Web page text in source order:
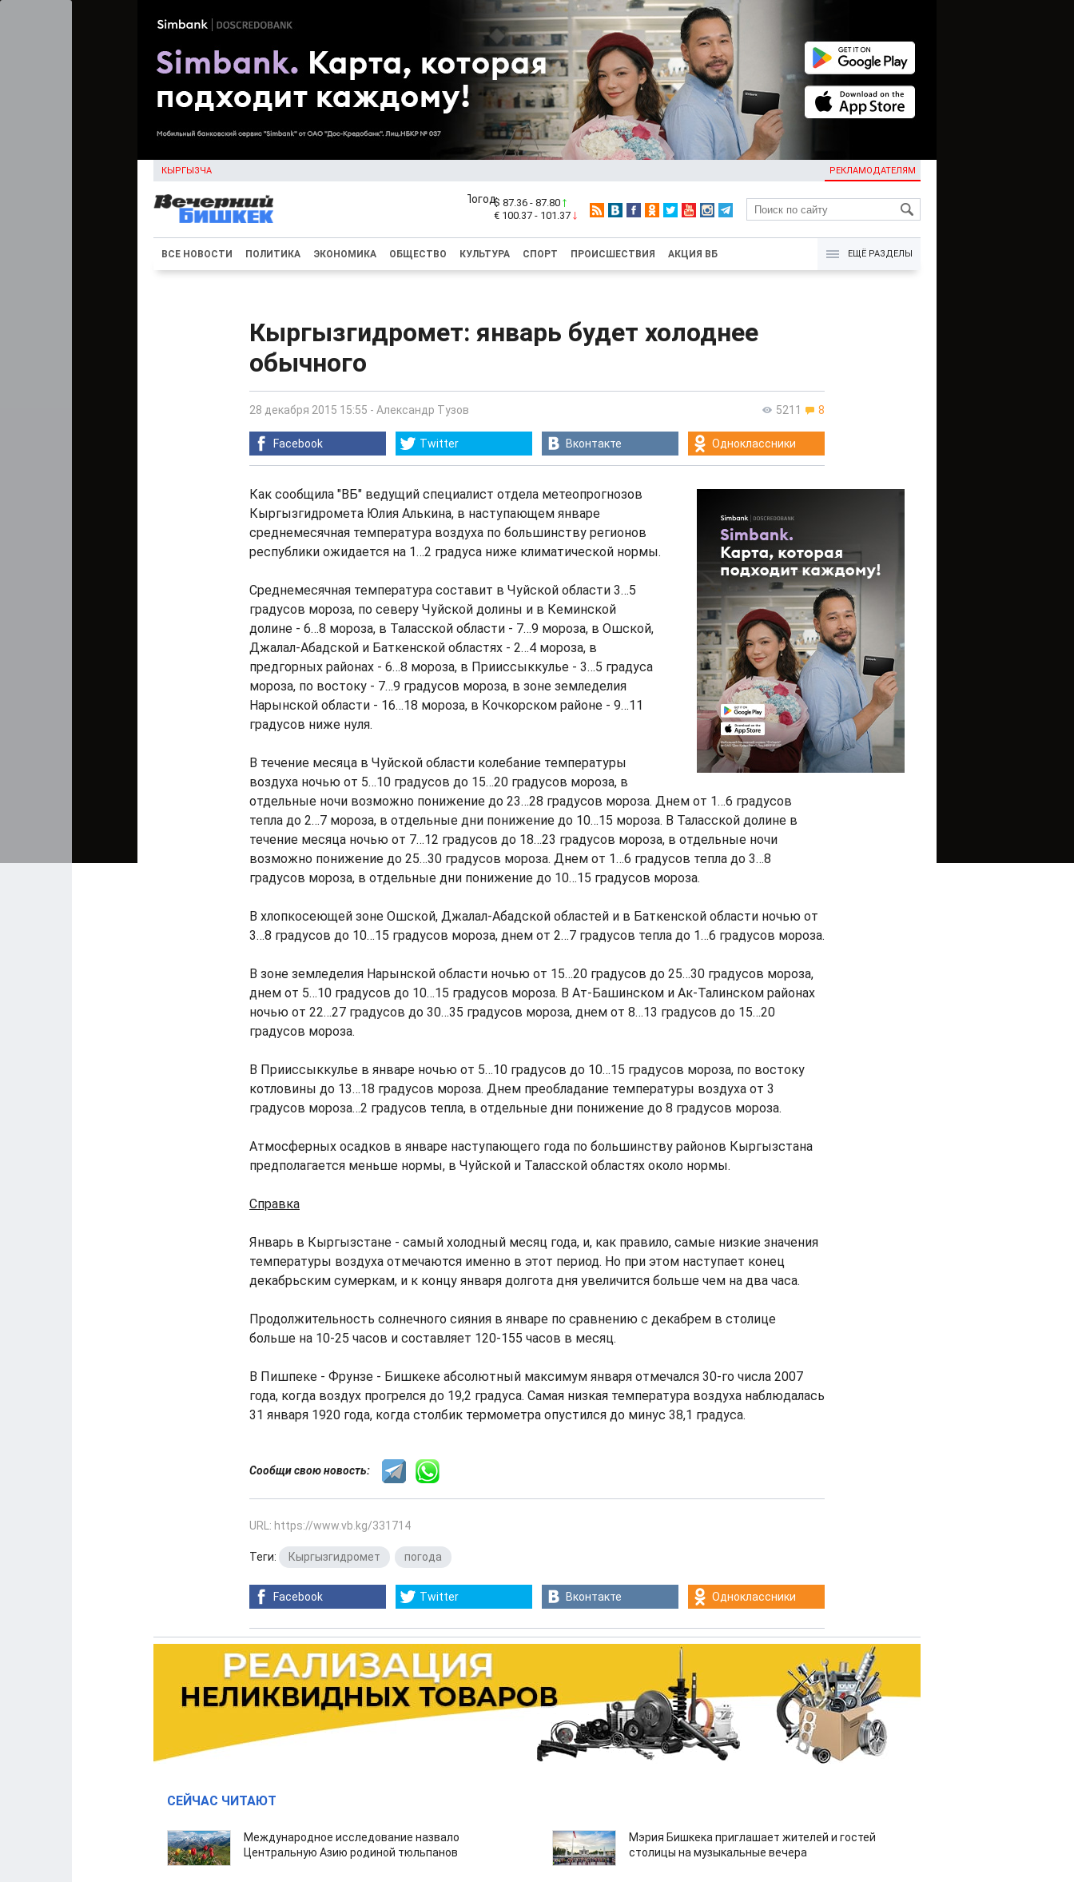
КЫРГЫЗЧА РЕКЛАМОДАТЕЛЯМ
KG
$ 87.36 - 87.80
€ 100.37 - 101.37
ВСЕ НОВОСТИ ПОЛИТИКА ЭКОНОМИКА ОБЩЕСТВО КУЛЬТУРА СПОРТ ПРОИСШЕСТВИЯ АКЦИЯ ВБ ЕЩЁ РАЗДЕЛЫ
Кыргызгидромет: январь будет холоднее
обычного
5211 8
28 декабря 2015 15:55 - Александр Тузов
Facebook Twitter Вконтакте Одноклассники
Как сообщила "ВБ" ведущий специалист отдела метеопрогнозов
Кыргызгидромета Юлия Алькина, в наступающем январе
среднемесячная температура воздуха по большинству регионов
республики ожидается на 1…2 градуса ниже климатической нормы.
Среднемесячная температура составит в Чуйской области 3…5
градусов мороза, по северу Чуйской долины и в Кеминской
долине - 6…8 мороза, в Таласской области - 7…9 мороза, в Ошской,
Джалал-Абадской и Баткенской областях - 2…4 мороза, в
предгорных районах - 6…8 мороза, в Прииссыккулье - 3…5 градуса
мороза, по востоку - 7…9 градусов мороза, в зоне земледелия
Нарынской области - 16…18 мороза, в Кочкорском районе - 9…11
градусов ниже нуля.
В течение месяца в Чуйской области колебание температуры
воздуха ночью от 5…10 градусов до 15…20 градусов мороза, в
отдельные ночи возможно понижение до 23…28 градусов мороза. Днем от 1…6 градусов
тепла до 2…7 мороза, в отдельные дни понижение до 10…15 мороза. В Таласской долине в
течение месяца ночью от 7…12 градусов до 18…23 градусов мороза, в отдельные ночи
возможно понижение до 25…30 градусов мороза. Днем от 1…6 градусов тепла до 3…8
градусов мороза, в отдельные дни понижение до 10…15 градусов мороза.
В хлопкосеющей зоне Ошской, Джалал-Абадской областей и в Баткенской области ночью от
3…8 градусов до 10…15 градусов мороза, днем от 2…7 градусов тепла до 1…6 градусов мороза.
В зоне земледелия Нарынской области ночью от 15…20 градусов до 25…30 градусов мороза,
днем от 5…10 градусов до 10…15 градусов мороза. В Ат-Башинском и Ак-Талинском районах
ночью от 22…27 градусов до 30…35 градусов мороза, днем от 8…13 градусов до 15…20
градусов мороза.
В Прииссыккулье в январе ночью от 5…10 градусов до 10…15 градусов мороза, по востоку
котловины до 13…18 градусов мороза. Днем преобладание температуры воздуха от 3
градусов мороза…2 градусов тепла, в отдельные дни понижение до 8 градусов мороза.
Атмосферных осадков в январе наступающего года по большинству районов Кыргызстана
предполагается меньше нормы, в Чуйской и Таласской областях около нормы.
Справка
Январь в Кыргызстане - самый холодный месяц года, и, как правило, самые низкие значения
температуры воздуха отмечаются именно в этот период. Но при этом наступает конец
декабрьским сумеркам, и к концу января долгота дня увеличится больше чем на два часа.
Продолжительность солнечного сияния в январе по сравнению с декабрем в столице
больше на 10-25 часов и составляет 120-155 часов в месяц.
В Пишпеке - Фрунзе - Бишкеке абсолютный максимум января отмечался 30-го числа 2007
года, когда воздух прогрелся до 19,2 градуса. Самая низкая температура воздуха наблюдалась
31 января 1920 года, когда столбик термометра опустился до минус 38,1 градуса.
Сообщи свою новость:
URL: https://www.vb.kg/331714
Теги: Кыргызгидромет погода
Facebook Twitter Вконтакте Одноклассники
СЕЙЧАС ЧИТАЮТ
Международное исследование назвало
Центральную Азию родиной тюльпанов
Мэрия Бишкека приглашает жителей и гостей
столицы на музыкальные вечера